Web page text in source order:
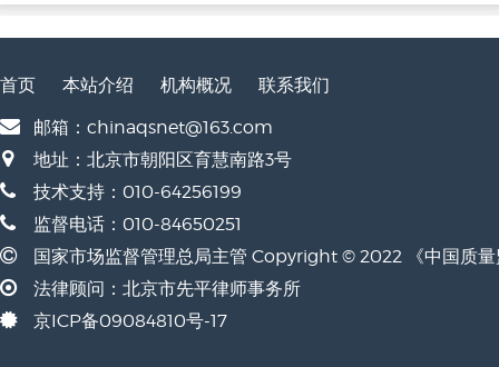
首页 本站介绍 机构概况
联系我们
邮箱：chinaqsnet@163.com
地址：北京市朝阳区育慧南路3号
技术支持：010-64256199
监督电话：010-84650251
国家市场监督管理总局主管 Copyright © 2022 《中国质
法律顾问：北京市先平律师事务所
京ICP备09084810号-17